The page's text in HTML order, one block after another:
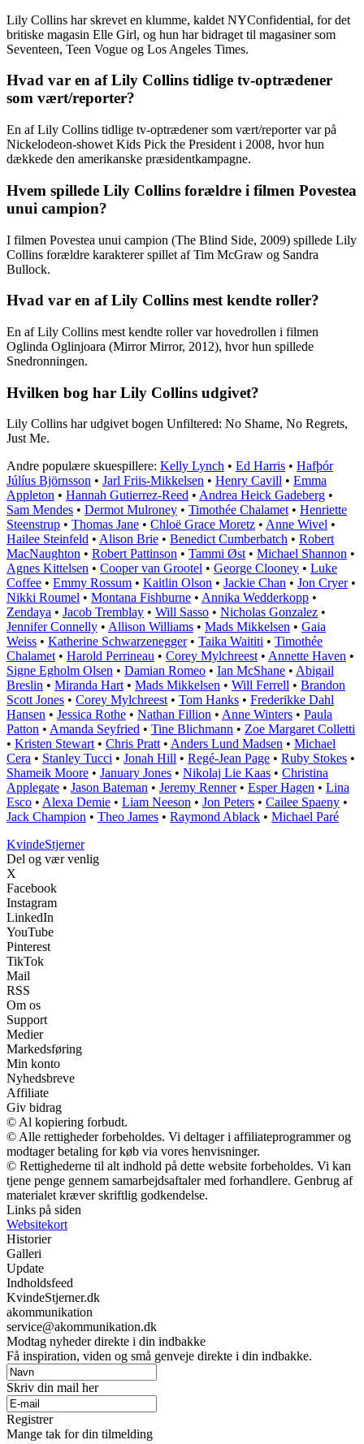
Lily Collins har skrevet en klumme, kaldet NYConfidential, for det
britiske magasin Elle Girl, og hun har bidraget til magasiner som
Seventeen, Teen Vogue og Los Angeles Times.
Hvad var en af Lily Collins tidlige tv-optrædener
som vært/reporter?
En af Lily Collins tidlige tv-optrædener som vært/reporter var på
Nickelodeon-showet Kids Pick the President i 2008, hvor hun
dækkede den amerikanske præsidentkampagne.
Hvem spillede Lily Collins forældre i filmen Povestea
unui campion?
I filmen Povestea unui campion (The Blind Side, 2009) spillede Lily
Collins forældre karakterer spillet af Tim McGraw og Sandra
Bullock.
Hvad var en af Lily Collins mest kendte roller?
En af Lily Collins mest kendte roller var hovedrollen i filmen
Oglinda Oglinjoara (Mirror Mirror, 2012), hvor hun spillede
Snedronningen.
Hvilken bog har Lily Collins udgivet?
Lily Collins har udgivet bogen Unfiltered: No Shame, No Regrets,
Just Me.
Andre populære skuespillere: Kelly Lynch • Ed Harris • Hafþór
Júlíus Björnsson • Jarl Friis-Mikkelsen • Henry Cavill • Emma
Appleton • Hannah Gutierrez-Reed • Andrea Heick Gadeberg •
Sam Mendes • Dermot Mulroney • Timothée Chalamet• Henriette
Steenstrup • Thomas Jane • Chloë Grace Moretz • Anne Wivel •
Hailee Steinfeld • Alison Brie • Benedict Cumberbatch • Robert
MacNaughton • Robert Pattinson • Tammi Øst• Michael Shannon •
Agnes Kittelsen • Cooper van Grootel • George Clooney • Luke
Coffee • Emmy Rossum • Kaitlin Olson • Jackie Chan • Jon Cryer•
Nikki Roumel • Montana Fishburne • Annika Wedderkopp •
Zendaya • Jacob Tremblay • Will Sasso • Nicholas Gonzalez •
Jennifer Connelly • Allison Williams • Mads Mikkelsen • Gaia
Weiss • Katherine Schwarzenegger• Taika Waititi • Timothée
Chalamet• Harold Perrineau • Corey Mylchreest• Annette Haven •
Signe Egholm Olsen • Damian Romeo • Ian McShane • Abigail
Breslin • Miranda Hart• Mads Mikkelsen • Will Ferrell • Brandon
Scott Jones • Corey Mylchreest• Tom Hanks • Frederikke Dahl
Hansen • Jessica Rothe • Nathan Fillion • Anne Winters • Paula
Patton • Amanda Seyfried • Tine Blichmann • Zoe Margaret Colletti
• Kristen Stewart• Chris Pratt• Anders Lund Madsen • Michael
Cera • Stanley Tucci • Jonah Hill • Regé-Jean Page • Ruby Stokes •
Shameik Moore • January Jones • Nikolaj Lie Kaas • Christina
Applegate • Jason Bateman • Jeremy Renner• Esper Hagen • Lina
Esco • Alexa Demie • Liam Neeson • Jon Peters • Cailee Spaeny •
Jack Champion • Theo James • Raymond Ablack • Michael Paré
KvindeStjerner
Del og vær venlig
X
Facebook
Instagram
LinkedIn
YouTube
Pinterest
TikTok
Mail
RSS
Om os
Support
Medier
Markedsføring
Min konto
Nyhedsbreve
Affiliate
Giv bidrag
© Al kopiering forbudt.
© Alle rettigheder forbeholdes. Vi deltager i affiliateprogrammer og
modtager betaling for køb via vores henvisninger.
© Rettighederne til alt indhold på dette website forbeholdes. Vi kan
tjene penge gennem samarbejdsaftaler med forhandlere. Genbrug af
materialet kræver skriftlig godkendelse.
Links på siden
Websitekort
Historier
Galleri
Update
Indholdsfeed
KvindeStjerner.dk
akommunikation
service@akommunikation.dk
Modtag nyheder direkte i din indbakke
Få inspiration, viden og små genveje direkte i din indbakke.
Skriv din mail her
Registrer
Mange tak for din tilmelding